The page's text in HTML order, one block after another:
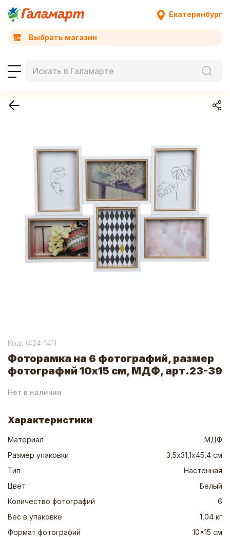
Екатеринбург
Выбрать магазин
Код: (424-141)
Фоторамка на 6 фотографий, размер
фотографий 10х15 см, МДФ, арт.23-39
Нет в наличии
Характеристики
Материал
МДФ
Размер упаковки
3,5х31,1х45,4 см
Тип
Настенная
Цвет
Белый
Количество фотографий
6
Вес в упаковке
1,04 кг
Формат фотографий
10x15 см